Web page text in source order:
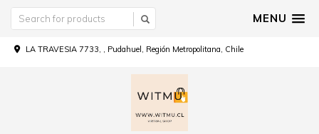
MENU
LA TRAVESIA 7733, , Pudahuel, Región Metropolitana, Chile